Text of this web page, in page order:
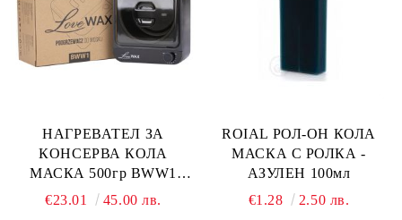
НАГРЕВАТЕЛ ЗА
КОНСЕРВА КОЛА
МАСКА 500гр BWW1
100W - ЧЕРЕН
€23.01 45.00 лв.
ROIAL РОЛ-ОН КОЛА
МАСКА С РОЛКА -
АЗУЛЕН 100мл
€1.28
2.50 лв.